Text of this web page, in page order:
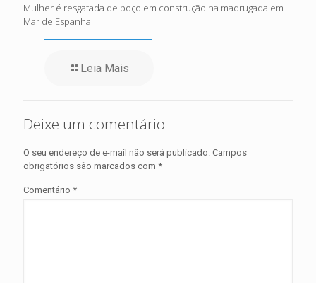
Mulher é resgatada de poço em construção na madrugada em
Mar de Espanha
Leia Mais
Deixe um comentário
O seu endereço de e-mail não será publicado. Campos
obrigatórios são marcados com *
Comentário *